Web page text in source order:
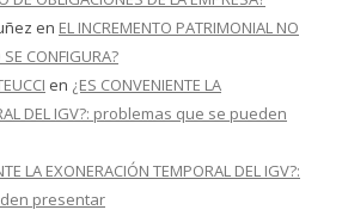
en EL INCREMENTO PATRIMONIAL NO
CONFIGURA?
en ¿ES CONVENIENTE LA
DEL IGV?: problemas que se pueden
LA EXONERACIÓN TEMPORAL DEL IGV?:
presentar